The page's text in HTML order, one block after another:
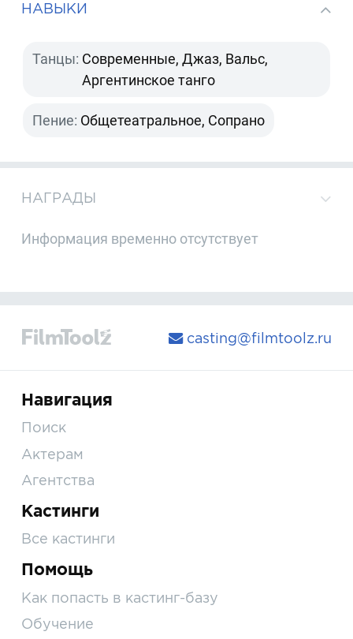
НАВЫКИ
Танцы: Современные, Джаз, Вальс,
Аргентинское танго
Пение: Общетеатральное, Сопрано
НАГРАДЫ
Информация временно отсутствует
casting@filmtoolz.ru
Навигация
Поиск
Актерам
Агентства
Кастинги
Все кастинги
Помощь
Как попасть в кастинг-базу
Обучение